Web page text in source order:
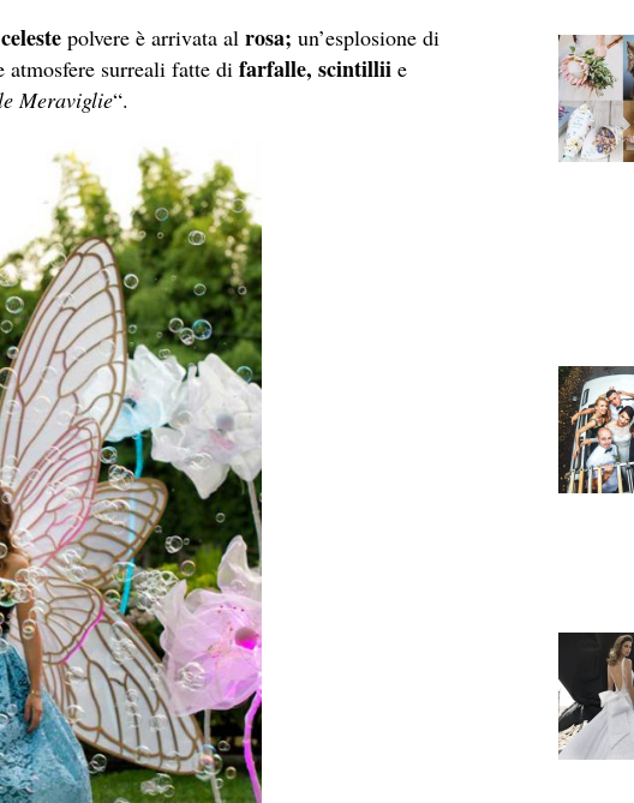
celeste polvere è arrivata al rosa; un’esplosione di
atmosfere surreali fatte di farfalle, scintillii e
Meraviglie“.